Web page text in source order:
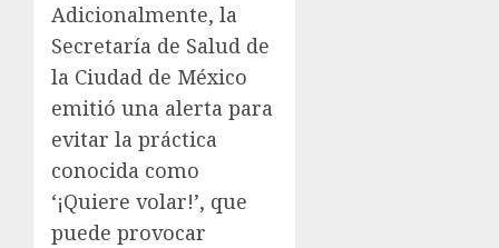
Adicionalmente, la
Secretaría de Salud de
la Ciudad de México
emitió una alerta para
evitar la práctica
conocida como
‘¡Quiere volar!’, que
puede provocar